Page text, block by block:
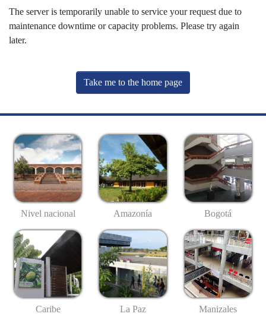
The server is temporarily unable to service your request due to
maintenance downtime or capacity problems. Please try again
later.
Take me to the home page
Nivel nacional Amazonía Bogotá
Caribe La Paz Manizales